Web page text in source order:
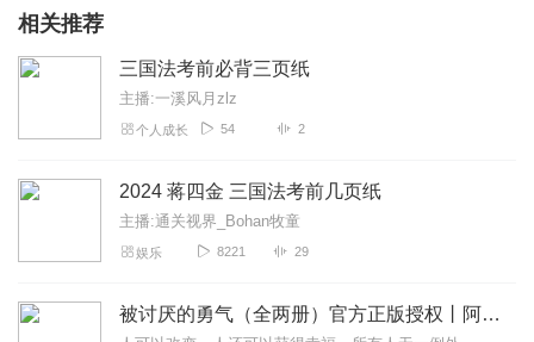
相关推荐
三国法考前必背三页纸
主播:一溪风月zlz
个人成长 54 2
2024 蒋四金 三国法考前几页纸
主播:通关视界_Bohan牧童
娱乐 8221 29
被讨厌的勇气（全两册）官方正版授权丨阿德勒心理学畅销经典｜幸福的勇气